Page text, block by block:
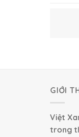
GIỚI
Việt
trong